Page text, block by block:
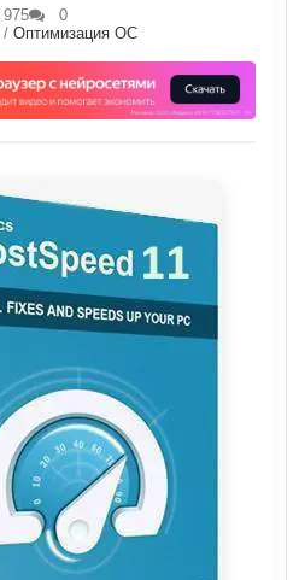
975
0
/ Оптимизация ОС